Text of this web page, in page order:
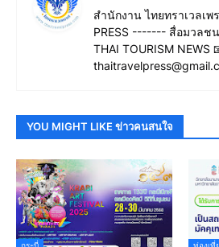
สำนักงาน ไทยทราเวลเพ
PRESS ------- สื่อมวลช
THAI TOURISM NEWS
YOU MIGHT LIKE ข่าวคนสนใจ